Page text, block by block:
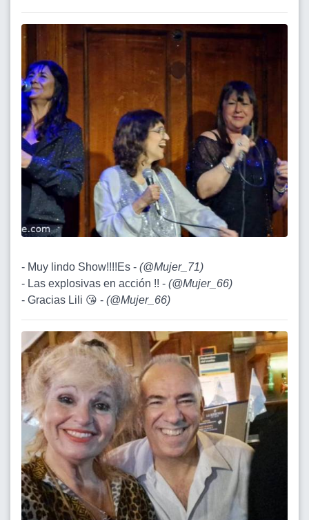
- Muy lindo Show!!!!Es - (@Mujer_71)
- Las explosivas en acción !! - (@Mujer_66)
- Gracias Lili 😘 - (@Mujer_66)